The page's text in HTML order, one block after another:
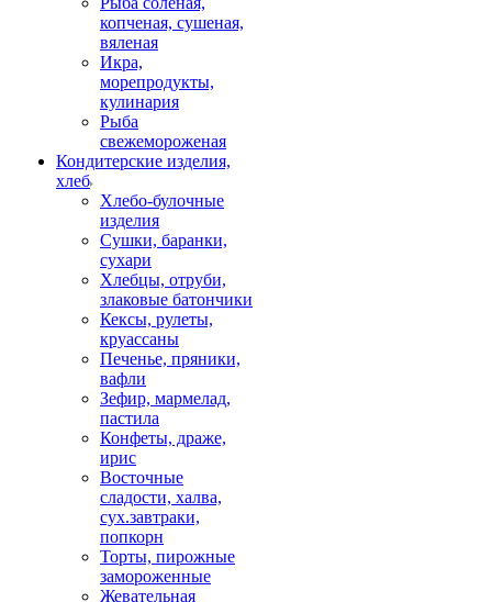
копченая, сушеная,
вяленая
Икра,
морепродукты,
кулинария
Рыба
свежемороженая
Кондитерские изделия,
хлеб
Хлебо-булочные
изделия
Сушки, баранки,
сухари
Хлебцы, отруби,
злаковые батончики
Кексы, рулеты,
круассаны
Печенье, пряники,
вафли
Зефир, мармелад,
пастила
Конфеты, драже,
ирис
Восточные
сладости, халва,
сух.завтраки,
попкорн
Торты, пирожные
замороженные
Жевательная